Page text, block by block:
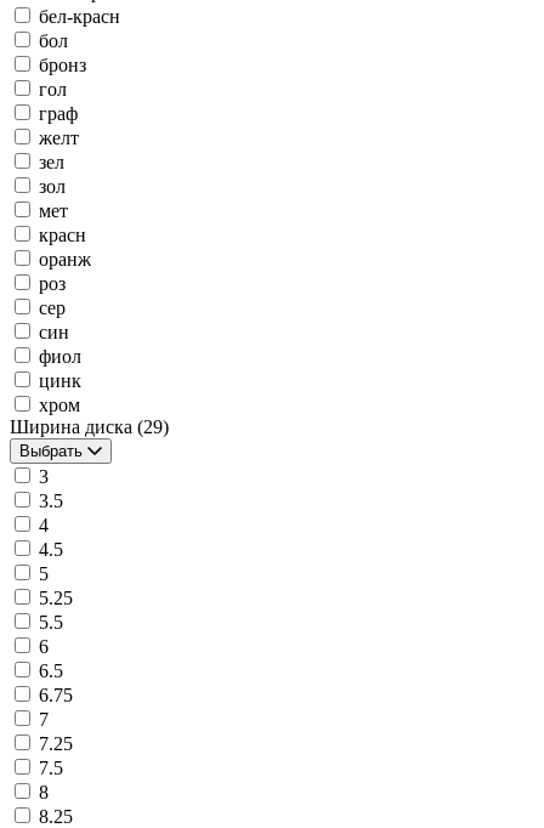
бел-красн
бол
бронз
гол
граф
желт
зел
зол
мет
красн
оранж
роз
сер
син
фиол
цинк
хром
Ширина диска (29)
Выбрать
3
3.5
4
4.5
5
5.25
5.5
6
6.5
6.75
7
7.25
7.5
8
8.25